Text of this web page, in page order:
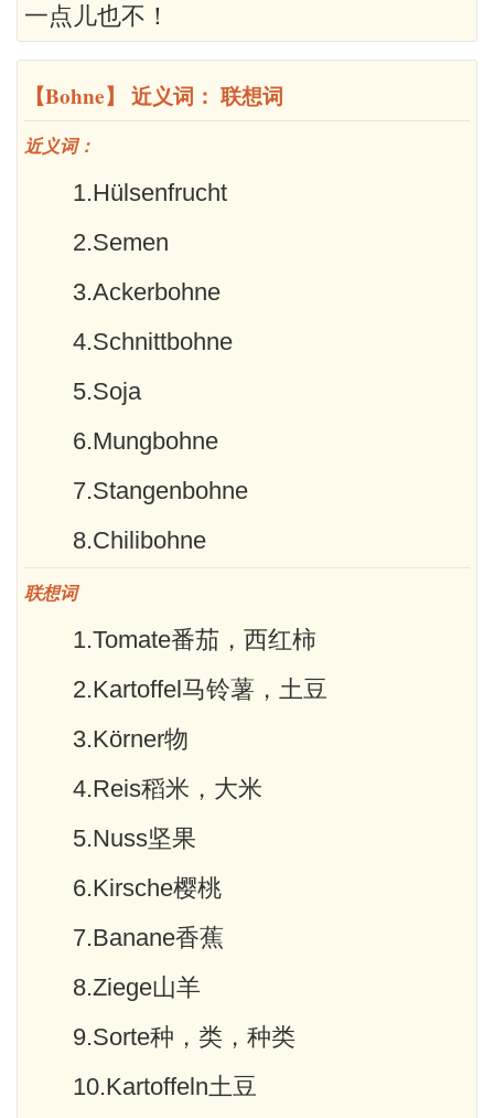
一点儿也不！
【Bohne】 近义词： 联想词
近义词：
1.Hülsenfrucht
2.Semen
3.Ackerbohne
4.Schnittbohne
5.Soja
6.Mungbohne
7.Stangenbohne
8.Chilibohne
联想词
1.Tomate番茄，西红柿
2.Kartoffel马铃薯，土豆
3.Körner物
4.Reis稻米，大米
5.Nuss坚果
6.Kirsche樱桃
7.Banane香蕉
8.Ziege山羊
9.Sorte种，类，种类
10.Kartoffeln土豆